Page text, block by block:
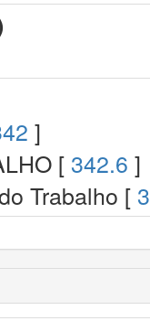
]
[ 342.6 ]
Trabalho [